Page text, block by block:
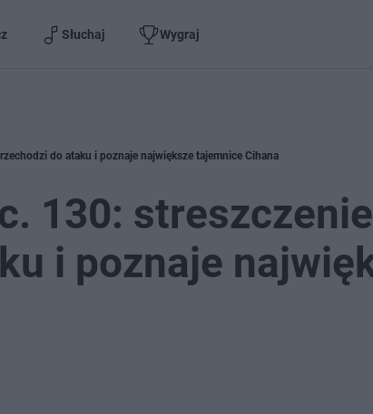
Słuchaj Wygraj
do ataku i poznaje największe tajemnice Cihana
130:
i poznaje